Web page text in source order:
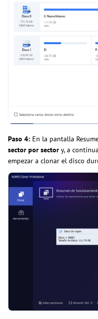
Paso 4: En la pantalla
sector por sector y, a
empezar a clonar el disco